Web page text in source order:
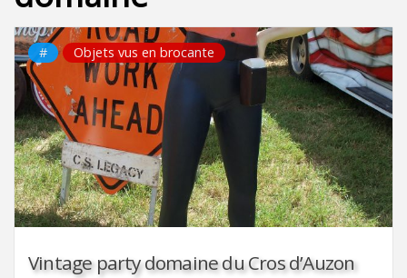
# Objets vus en brocante
Vintage party domaine du Cros d’Auzon